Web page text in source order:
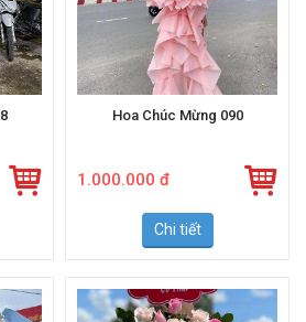
Hoa Chúc Mừng 090
Chi tiết